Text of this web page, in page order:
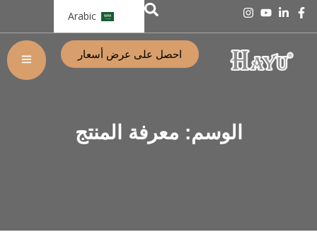
Arabic
احصل على عرض أسعار
الوسم: معرفة المنتج